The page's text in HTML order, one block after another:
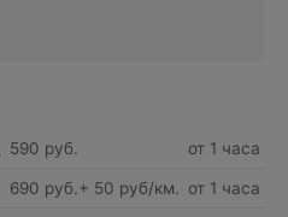
590 руб. от 1 часа
690 руб.+ 50 руб/км. от 1 часа